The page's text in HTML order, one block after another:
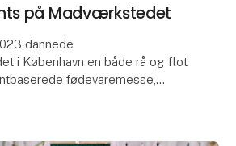
på Madværkstedet
dannede
i København en både rå og flot
fødevaremesse,